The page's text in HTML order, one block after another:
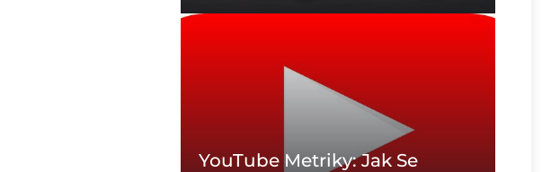
YouTube Metriky: Jak Se